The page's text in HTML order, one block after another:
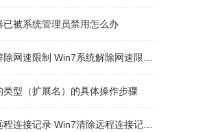
已被系统管理员禁用怎么办
速限制 Win7系统解除网速限制方法
类型（扩展名）的具体操作步骤
连接记录 Win7清除远程连接记录方法